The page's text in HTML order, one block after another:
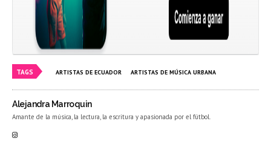
TAGS ARTISTAS DE ECUADOR ARTISTAS DE MÚSICA URBANA
Alejandra Marroquin
Amante de la música, la lectura, la escritura y apasionada por el fútbol.